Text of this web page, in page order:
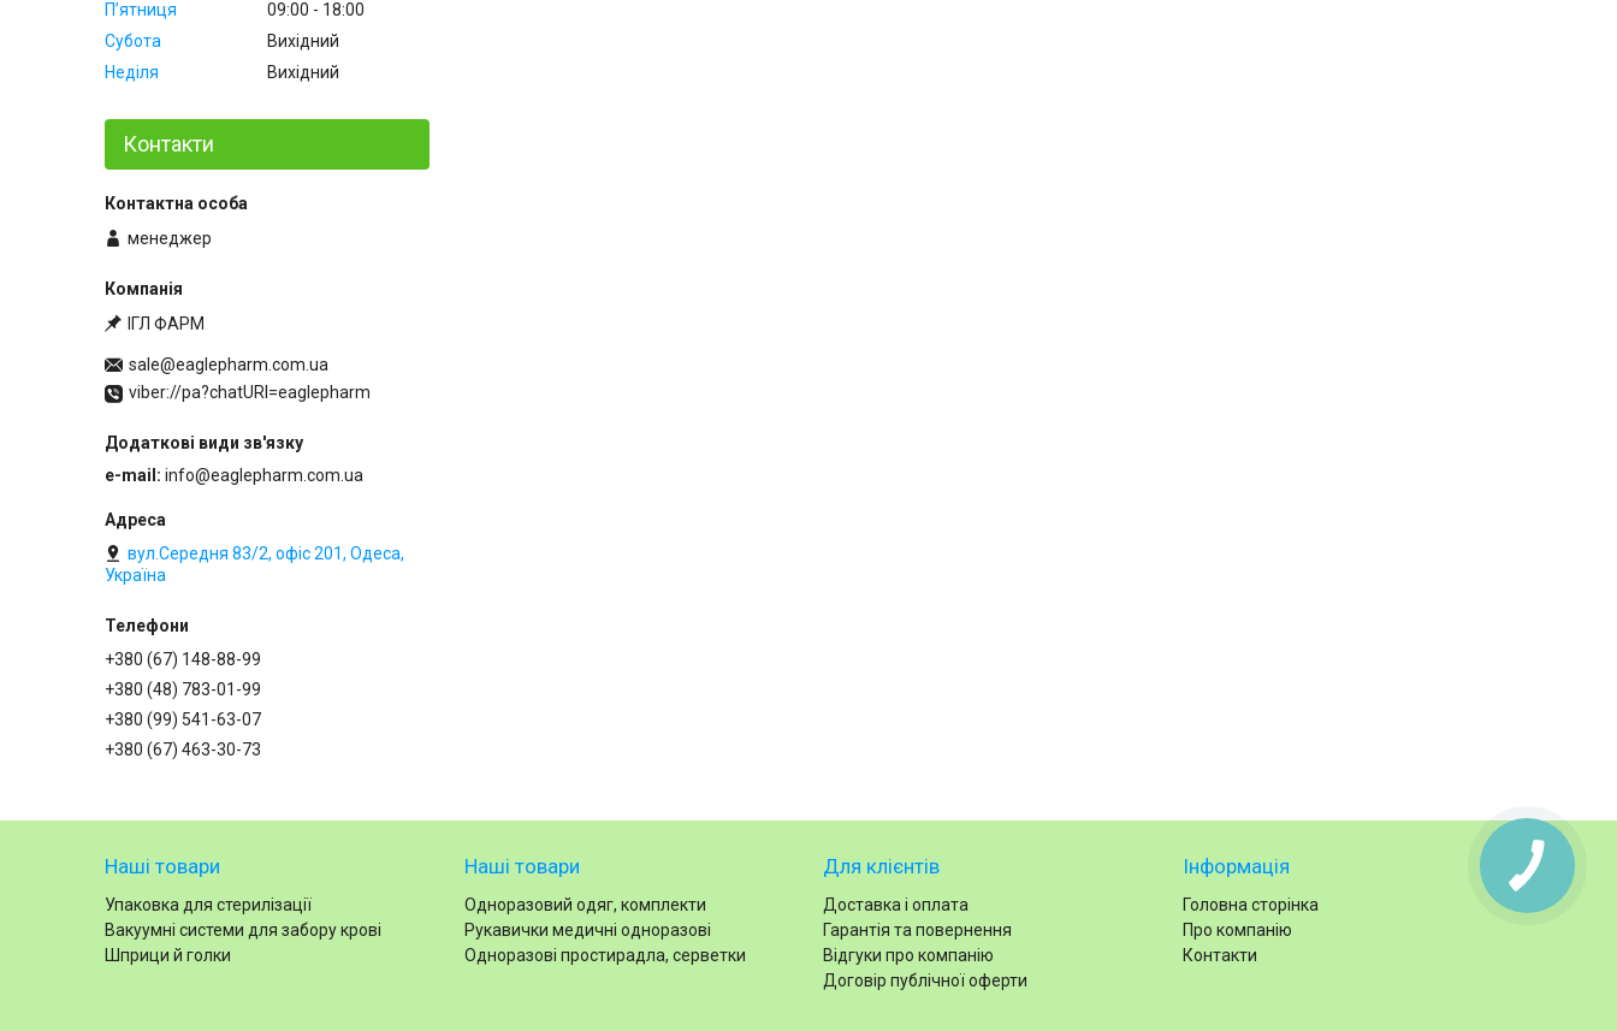
Пʼятниця
09:00
18:00
Субота
Вихідний
Неділя
Вихідний
Контакти
менеджер
ІГЛ ФАРМ
sale@eaglepharm.com.ua
viber://pa?chatURI=eaglepharm
e-mail info@eaglepharm.com.ua
вул.Середня 83/2, офіс 201, Одеса,
Україна
+380 (67) 148-88-99
+380 (48) 783-01-99
+380 (99) 541-63-07
+380 (67) 463-30-73
Наші товари
Упаковка для стерилізації
Вакуумні системи для забору крові
Шприци й голки
Наші товари
Одноразовий одяг, комплекти
Рукавички медичні одноразові
Одноразові простирадла, серветки
Для клієнтів
Доставка і оплата
Гарантія та повернення
Відгуки про компанію
Договір публічної оферти
Інформація
Головна сторінка
Про компанію
Контакти